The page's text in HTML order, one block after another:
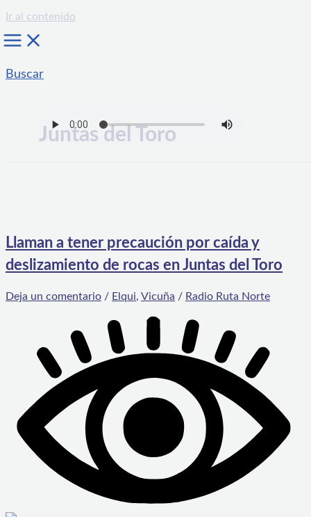
Ir al contenido
Buscar
Juntas del Toro
Llaman a tener precaución por caída y
deslizamiento de rocas en Juntas del Toro
Deja un comentario / Elqui, Vicuña / Radio Ruta Norte